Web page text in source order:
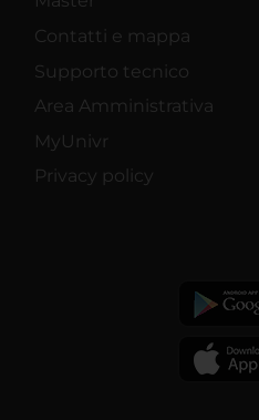
Contatti e mappa
Supporto tecnico
Area Amministrativa
MyUnivr
Privacy policy